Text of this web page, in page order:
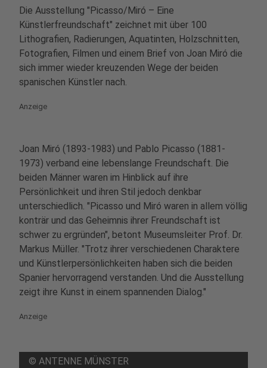
Die Ausstellung "Picasso/Miró – Eine
Künstlerfreundschaft" zeichnet mit über 100
Lithografien, Radierungen, Aquatinten, Holzschnitten,
Fotografien, Filmen und einem Brief von Joan Miró die
sich immer wieder kreuzenden Wege der beiden
spanischen Künstler nach.
Anzeige
Joan Miró (1893-1983) und Pablo Picasso (1881-
1973) verband eine lebenslange Freundschaft. Die
beiden Männer waren im Hinblick auf ihre
Persönlichkeit und ihren Stil jedoch denkbar
unterschiedlich. "Picasso und Miró waren in allem völlig
konträr und das Geheimnis ihrer Freundschaft ist
schwer zu ergründen", betont Museumsleiter Prof. Dr.
Markus Müller. "Trotz ihrer verschiedenen Charaktere
und Künstlerpersönlichkeiten haben sich die beiden
Spanier hervorragend verstanden. Und die Ausstellung
zeigt ihre Kunst in einem spannenden Dialog."
Anzeige
© ANTENNE MÜNSTER